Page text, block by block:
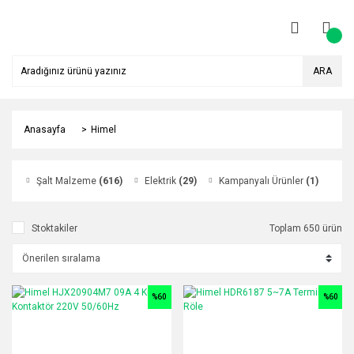
ARA
Anasayfa Himel
Şalt Malzeme (616) Elektrik (29) Kampanyalı Ürünler (1)
Stoktakiler Toplam 650 ürün
%60 %60